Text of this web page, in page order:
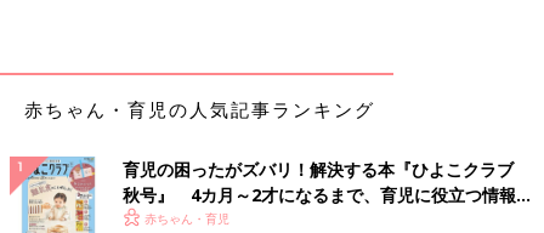
が効きません。少しでも予防するにはマスク着用や徹底した手洗
いが必要です。
赤ちゃん・育児の人気記事ランキング
育児の困ったがズバリ！解決する本『ひよこクラブ
秋号』 4カ月～2才になるまで、育児に役立つ情報が
いっぱい！
赤ちゃん・育児